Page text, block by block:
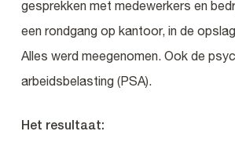
gesprekken met medewerkers en
een rondgang op kantoor, in de
Alles werd meegenomen. Ook de
arbeidsbelasting (PSA).
Het resultaat: